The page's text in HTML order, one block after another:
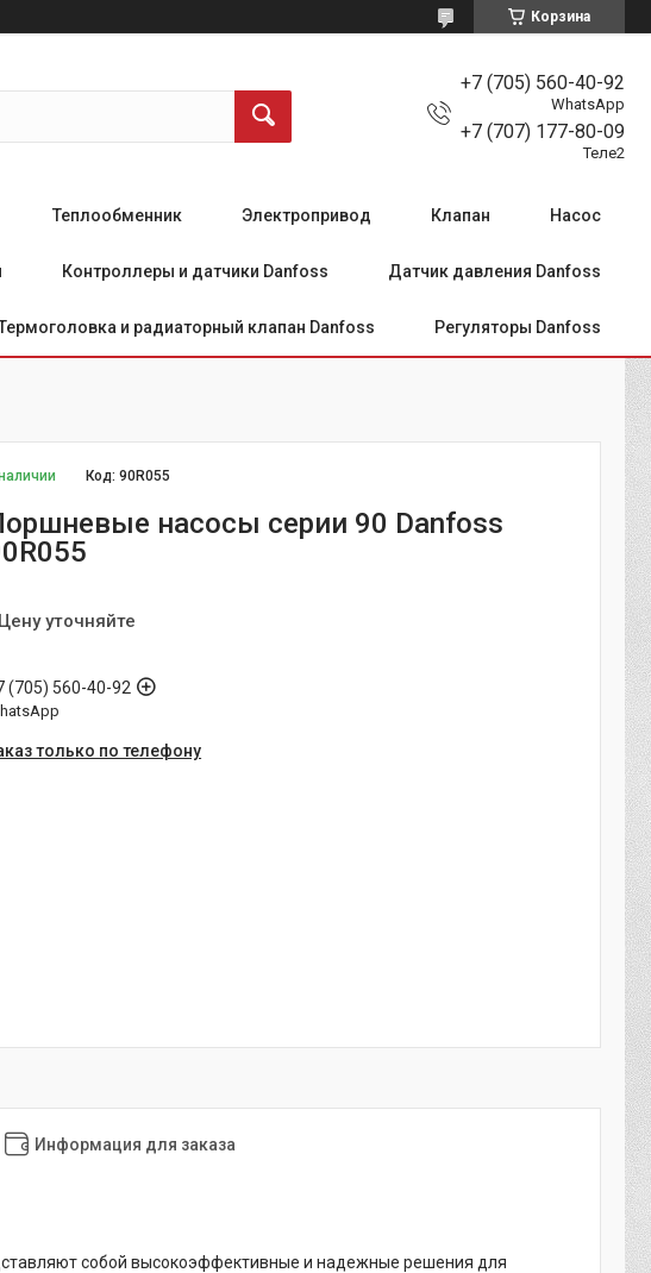
Корзина
+7 (705) 560-40-92
WhatsApp
+7 (707) 177-80-09
Теле2
Теплообменник Электропривод Клапан Насос
Контроллеры и датчики Danfoss Датчик давления Danfoss
и радиаторный клапан Danfoss Регуляторы Danfoss
Код:90R055
насосы серии 90 Danfoss
Цену уточняйте
(705) 560-40-92
только по телефону
Информация для заказа
собой высокоэффективные и надежные решения для